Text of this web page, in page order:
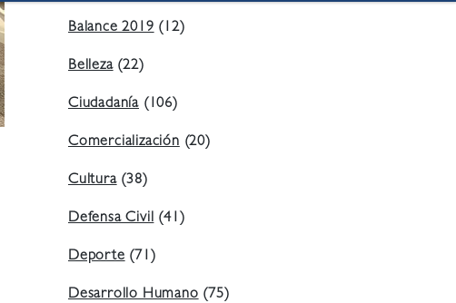
Balance 2019(12)
Belleza(22)
Ciudadanía (106)
Comercialización(20)
Cultura(38)
Defensa Civil(41)
Deporte(71)
Desarrollo Humano(75)